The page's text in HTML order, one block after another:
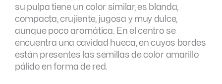
su pulpa tiene un color similar, es blanda,
compacta, crujiente, jugosa y muy dulce,
aunque poco aromática. En el centro se
encuentra una cavidad hueca, en cuyos bordes
están presentes las semillas de color amarillo
pálido en forma de red.